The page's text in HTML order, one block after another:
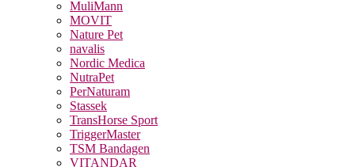
MuliMann
MOVIT
Nature Pet
navalis
Nordic Medica
NutraPet
PerNaturam
Stassek
TransHorse Sport
TriggerMaster
TSM Bandagen
VITANDAR